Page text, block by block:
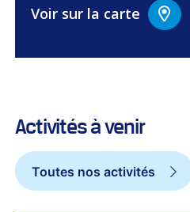
Voir sur la carte
Activités à venir
Toutes nos activités